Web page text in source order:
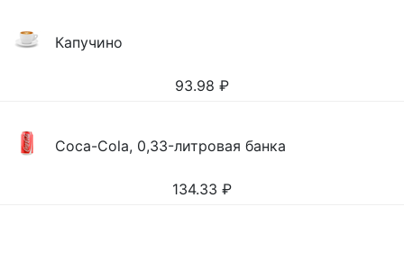
Капучино
93.98 ₽
Coca-Cola, 0,33-литровая банка
134.33 ₽